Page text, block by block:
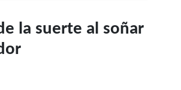
la suerte al soñar